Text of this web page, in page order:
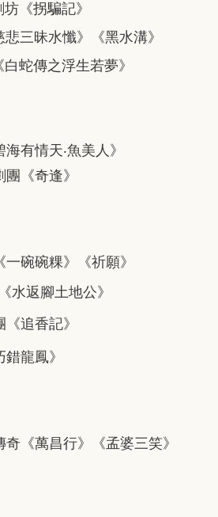
《拐騙記》
三昧水懺》《黑水溝》
蛇傳之浮生若夢》
有情天‧魚美人》
《奇逢》
碗碗粿》《祈願》
水返腳土地公》
追香記》
龍鳳》
《萬昌行》《孟婆三笑》